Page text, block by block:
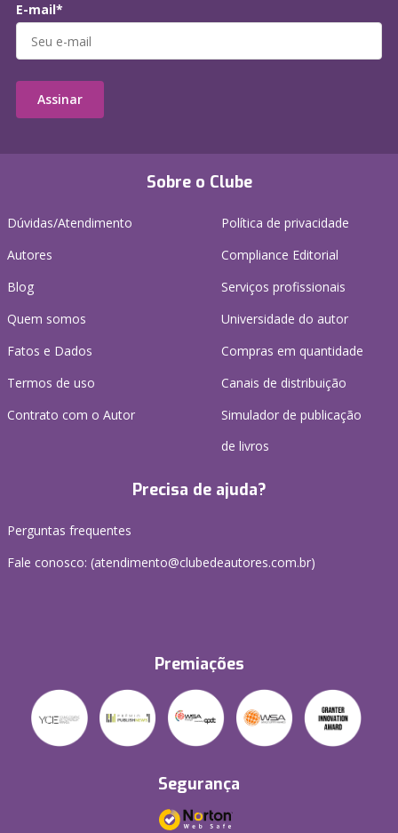
Sobre o Clube
Dúvidas/Atendimento
Autores
Blog
Quem somos
Fatos e Dados
Termos de uso
Contrato com o Autor
Política de privacidade
Compliance Editorial
Serviços profissionais
Universidade do autor
Compras em quantidade
Canais de distribuição
Simulador de publicação
de livros
Precisa de ajuda?
Perguntas frequentes
Fale conosco: (atendimento@clubedeautores.com.br)
Premiações
Segurança
E-mail*
Assinar